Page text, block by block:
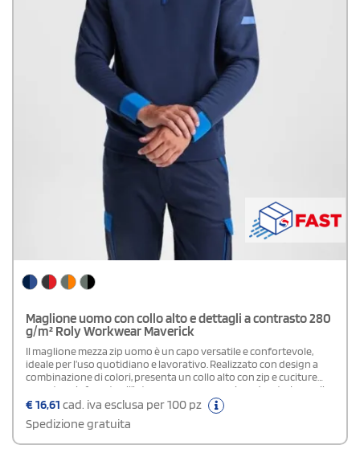
Maglione uomo con collo alto e dettagli a contrasto 280
g/m² Roly Workwear Maverick
Il maglione mezza zip uomo è un capo versatile e confortevole,
ideale per l’uso quotidiano e lavorativo. Realizzato con design a
combinazione di colori, presenta un collo alto con zip e cuciture
coperte e rinforzate all’interno per una maggiore durata. Le spalle
e i dettagli a contrasto aggiungono uno stile moderno, mentre i
polsini e l’orlo in tessuto a coste 1x1 garantiscono una vestibilità
stabile e confortevole. Perfetto per affrontare le giornate più
fresche con praticità e stile.
€16,61 cad. iva esclusa per 100 pz
Spedizione gratuita